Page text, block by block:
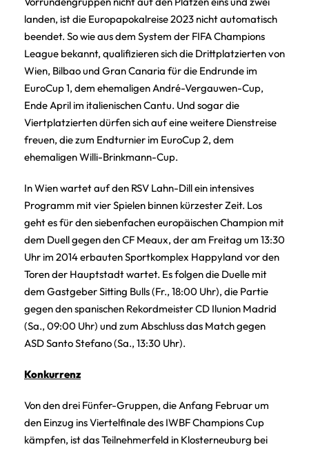
landen, ist die Europapokalreise 2023 nicht automatisch
beendet. So wie aus dem System der FIFA Champions
League bekannt, qualifizieren sich die Drittplatzierten von
Wien, Bilbao und Gran Canaria für die Endrunde im
EuroCup 1, dem ehemaligen André-Vergauwen-Cup,
Ende April im italienischen Cantu. Und sogar die
Viertplatzierten dürfen sich auf eine weitere Dienstreise
freuen, die zum Endturnier im EuroCup 2, dem
ehemaligen Willi-Brinkmann-Cup.
In Wien wartet auf den RSV Lahn-Dill ein intensives
Programm mit vier Spielen binnen kürzester Zeit. Los
geht es für den siebenfachen europäischen Champion mit
dem Duell gegen den CF Meaux, der am Freitag um 13:30
Uhr im 2014 erbauten Sportkomplex Happyland vor den
Toren der Hauptstadt wartet. Es folgen die Duelle mit
dem Gastgeber Sitting Bulls (Fr., 18:00 Uhr), die Partie
gegen den spanischen Rekordmeister CD Ilunion Madrid
(Sa., 09:00 Uhr) und zum Abschluss das Match gegen
ASD Santo Stefano (Sa., 13:30 Uhr).
Konkurrenz
Von den drei Fünfer-Gruppen, die Anfang Februar um
den Einzug ins Viertelfinale des IWBF Champions Cup
kämpfen, ist das Teilnehmerfeld in Klosterneuburg bei